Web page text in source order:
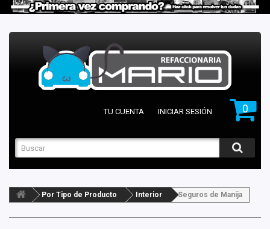
0
TU CUENTA INICIAR SESIÓN
Por Tipo de Producto Interior Seguros de Manija